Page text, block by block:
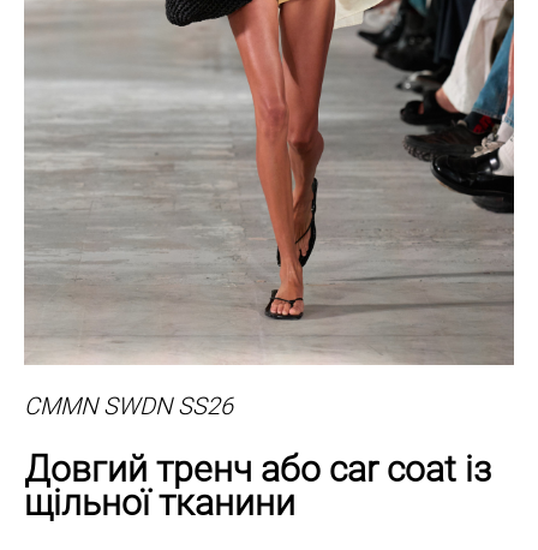
CMMN SWDN SS26
Довгий тренч або car coat із
щільної тканини